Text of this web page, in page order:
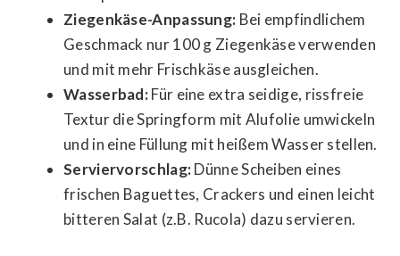
Ziegenkäse-Anpassung: Bei empfindlichem
Geschmack nur 100 g Ziegenkäse verwenden
und mit mehr Frischkäse ausgleichen.
Wasserbad:Für eine extra seidige, rissfreie
Textur die Springform mit Alufolie umwickeln
und in eine Füllung mit heißem Wasser stellen.
Serviervorschlag:Dünne Scheiben eines
frischen Baguettes, Crackers und einen leicht
bitteren Salat (z.B. Rucola) dazu servieren.